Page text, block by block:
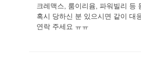
크레맥스, 룸이리윰, 파워빌리 등
혹시 당하신 분 있으시면 같이 대
연락 주세요 ㅠㅠ